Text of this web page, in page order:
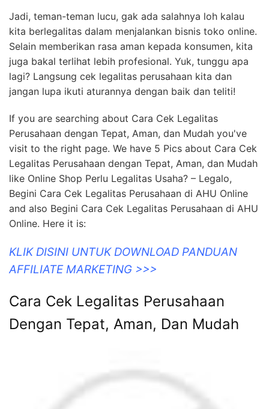
Jadi, teman-teman lucu, gak ada salahnya loh kalau
kita berlegalitas dalam menjalankan bisnis toko online.
Selain memberikan rasa aman kepada konsumen, kita
juga bakal terlihat lebih profesional. Yuk, tunggu apa
lagi? Langsung cek legalitas perusahaan kita dan
jangan lupa ikuti aturannya dengan baik dan teliti!
If you are searching about Cara Cek Legalitas
Perusahaan dengan Tepat, Aman, dan Mudah you've
visit to the right page. We have 5 Pics about Cara Cek
Legalitas Perusahaan dengan Tepat, Aman, dan Mudah
like Online Shop Perlu Legalitas Usaha? – Legalo,
Begini Cara Cek Legalitas Perusahaan di AHU Online
and also Begini Cara Cek Legalitas Perusahaan di AHU
Online. Here it is:
KLIK DISINI UNTUK DOWNLOAD PANDUAN
AFFILIATE MARKETING >>>
Cara Cek Legalitas Perusahaan
Dengan Tepat, Aman, Dan Mudah